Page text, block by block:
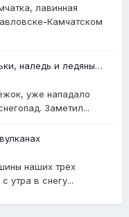
лавинная
Камчатском
наледь и ледяные
жизни и
уже нападало
Заметил...
наших трёх
утра в снегу...